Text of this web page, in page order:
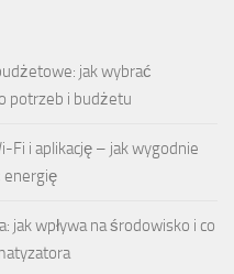
jak wybrać
potrzeb i budżetu
Fi i aplikację – jak wygodnie
energię
jak wpływa na środowisko i co